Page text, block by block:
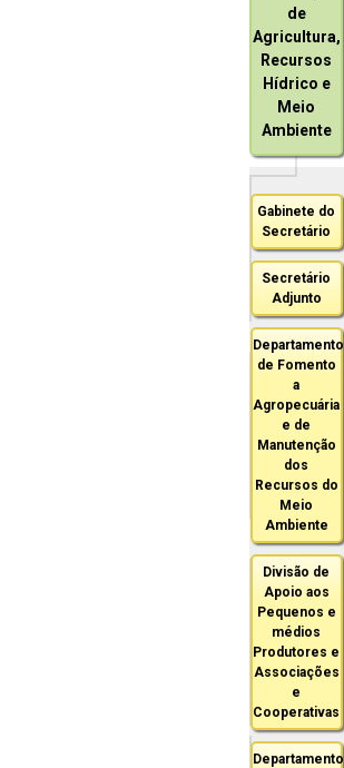
de
Agricultura,
Recursos
Hídrico e
Meio
Ambiente
Gabinete do
Secretário
Secretário
Adjunto
Departamento
de Fomento
a
Agropecuária
e de
Manutenção
dos
Recursos do
Meio
Ambiente
Divisão de
Apoio aos
Pequenos e
médios
Produtores e
Associações
e
Cooperativas
Departamento